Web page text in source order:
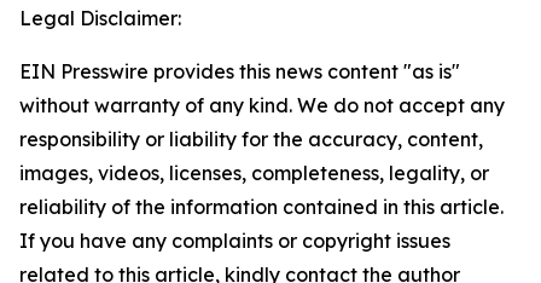
Legal Disclaimer:
EIN Presswire provides this news content "as is"
without warranty of any kind. We do not accept any
responsibility or liability for the accuracy, content,
images, videos, licenses, completeness, legality, or
reliability of the information contained in this article.
If you have any complaints or copyright issues
related to this article, kindly contact the author